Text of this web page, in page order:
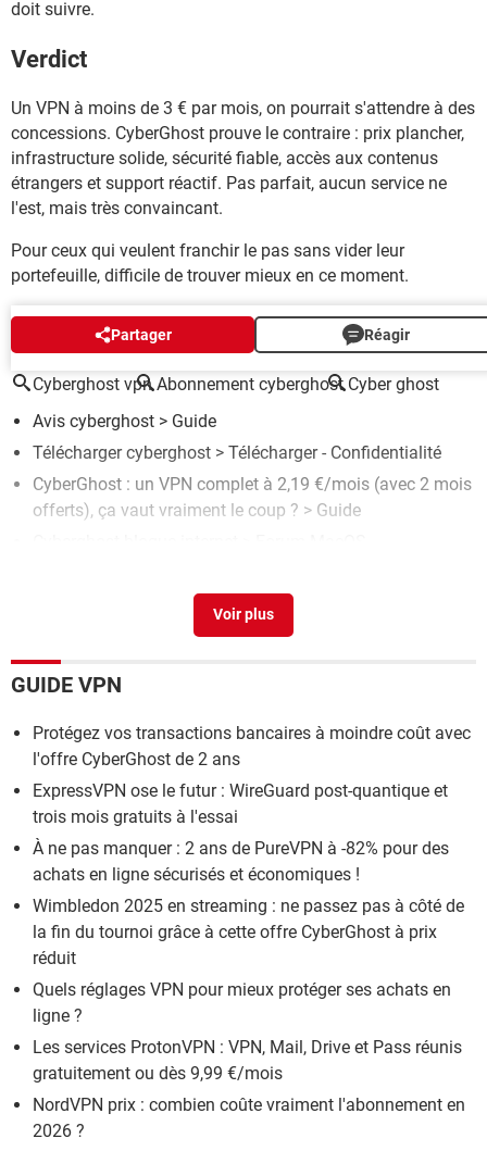
doit suivre.
Verdict
Un VPN à moins de 3 € par mois, on pourrait s'attendre à des
concessions. CyberGhost prouve le contraire : prix plancher,
infrastructure solide, sécurité fiable, accès aux contenus
étrangers et support réactif. Pas parfait, aucun service ne
l'est, mais très convaincant.
Pour ceux qui veulent franchir le pas sans vider leur
portefeuille, difficile de trouver mieux en ce moment.
Partager Réagir
AUTOUR DU MÊME SUJET
Cyberghost vpn Abonnement cyberghost Cyber ghost
Avis cyberghost > Guide
Télécharger cyberghost > Télécharger - Confidentialité
CyberGhost : un VPN complet à 2,19 €/mois (avec 2 mois
offerts), ça vaut vraiment le coup ? > Guide
GUIDE VPN
Protégez vos transactions bancaires à moindre coût avec
l'offre CyberGhost de 2 ans
ExpressVPN ose le futur : WireGuard post-quantique et
trois mois gratuits à l'essai
À ne pas manquer : 2 ans de PureVPN à -82% pour des
achats en ligne sécurisés et économiques !
Wimbledon 2025 en streaming : ne passez pas à côté de
la fin du tournoi grâce à cette offre CyberGhost à prix
réduit
Quels réglages VPN pour mieux protéger ses achats en
ligne ?
Les services ProtonVPN : VPN, Mail, Drive et Pass réunis
gratuitement ou dès 9,99 €/mois
NordVPN prix : combien coûte vraiment l'abonnement en
2026 ?